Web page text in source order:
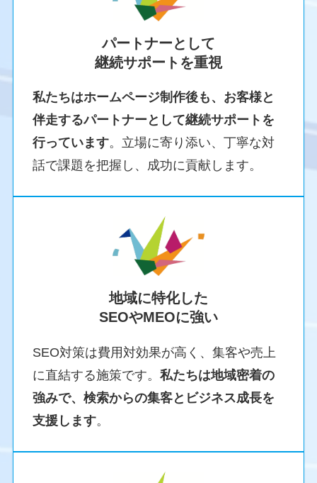
パートナーとして
継続サポートを重視
私たちはホームページ制作後も、お客様と
伴走するパートナーとして継続サポートを
行っています。立場に寄り添い、丁寧な対
話で課題を把握し、成功に貢献します。
地域に特化した
SEOやMEOに強い
SEO対策は費用対効果が高く、集客や売上
に直結する施策です。 私たちは地域密着の
強みで、検索からの集客とビジネス成長を
支援します。